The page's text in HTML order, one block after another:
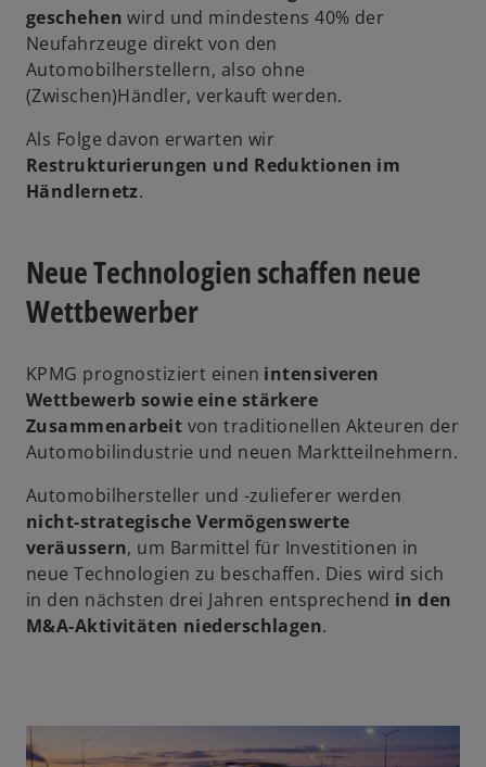
geschehen wird und mindestens 40% der
Neufahrzeuge direkt von den
Automobilherstellern, also ohne
(Zwischen)Händler, verkauft werden.
Als Folge davon erwarten wir
Restrukturierungen und Reduktionen im
Händlernetz.
Neue Technologien schaffen neue
Wettbewerber
KPMG prognostiziert einen intensiveren
Wettbewerb sowie eine stärkere
Zusammenarbeit von traditionellen Akteuren der
Automobilindustrie und neuen Marktteilnehmern.
Automobilhersteller und -zulieferer werden
nicht-strategische Vermögenswerte
veräussern, um Barmittel für Investitionen in
neue Technologien zu beschaffen. Dies wird sich
in den nächsten drei Jahren entsprechend in den
M&A-Aktivitäten niederschlagen.